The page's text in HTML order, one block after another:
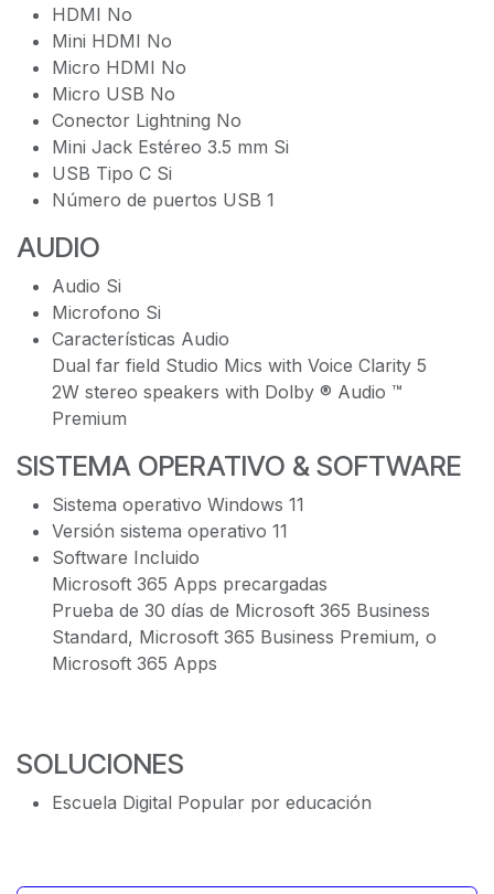
HDMI No
Mini HDMI No
Micro HDMI No
Micro USB No
Conector Lightning No
Mini Jack Estéreo 3.5 mm Si
USB Tipo C Si
Número de puertos USB 1
AUDIO
Audio Si
Microfono Si
Características Audio
Dual far field Studio Mics with Voice Clarity 5
2W stereo speakers with Dolby ® Audio ™
Premium
SISTEMA OPERATIVO & SOFTWARE
Sistema operativo Windows 11
Versión sistema operativo 11
Software Incluido
Microsoft 365 Apps precargadas
Prueba de 30 días de Microsoft 365 Business
Standard, Microsoft 365 Business Premium, o
Microsoft 365 Apps
SOLUCIONES
Escuela Digital Popular por educación